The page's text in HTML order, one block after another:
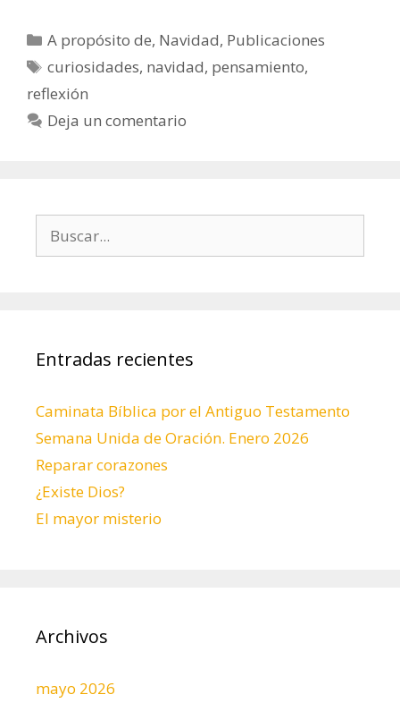
Categorías
A propósito de, Navidad, Publicaciones
Etiquetas
curiosidades, navidad, pensamiento,
reflexión
Deja un comentario
Entradas recientes
Caminata Bíblica por el Antiguo Testamento
Semana Unida de Oración. Enero 2026
Reparar corazones
¿Existe Dios?
El mayor misterio
Archivos
mayo 2026